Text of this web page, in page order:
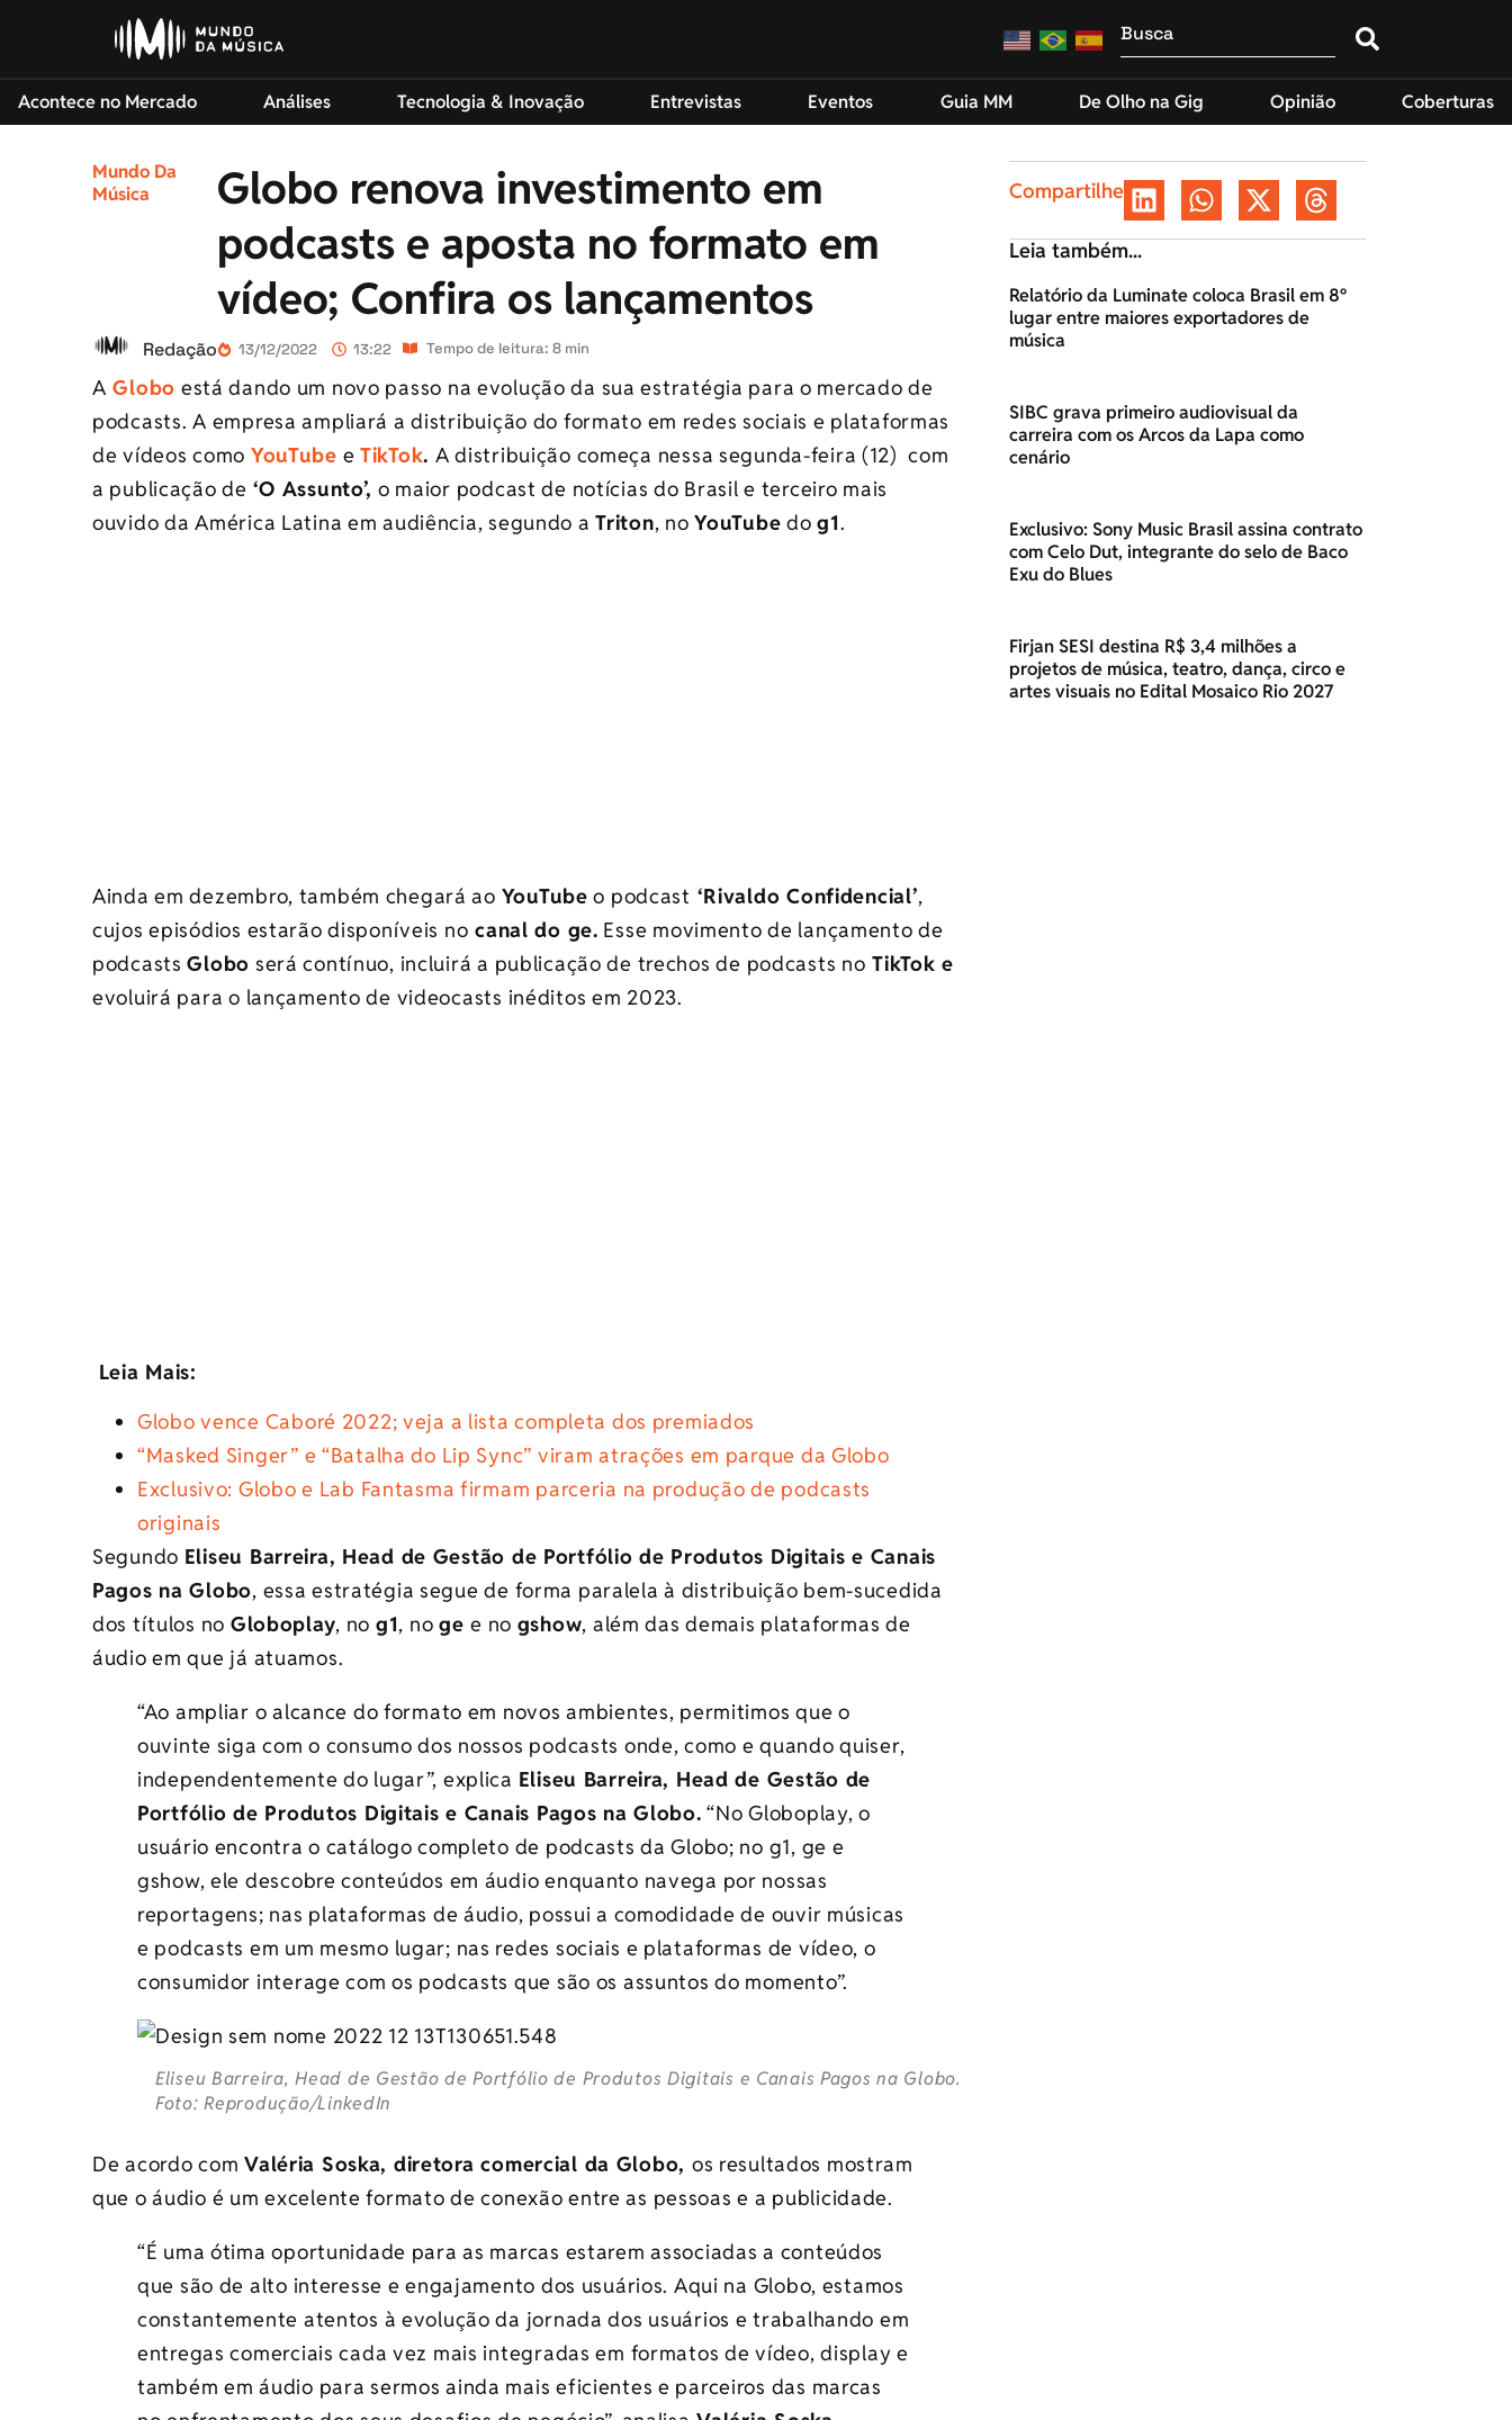
Acontece no Mercado Análises Tecnologia & Inovação Entrevistas Eventos Guia MM De Olho na Gig Opinião Coberturas
Mundo Da
Música
Globo renova investimento em
podcasts e aposta no formato em
vídeo; Confira os lançamentos
Redação 13/12/2022 13:22 Tempo de leitura: 8 min
A Globo está dando um novo passo na evolução da sua estratégia para o mercado de
podcasts. A empresa ampliará a distribuição do formato em redes sociais e plataformas
de vídeos como YouTube eTikTok. A distribuição começa nessa segunda-feira (12) com
a publicação de ‘O Assunto’, o maior podcast de notícias do Brasil e terceiro mais
ouvido da América Latina em audiência, segundo aTriton, noYouTube dog1.
Ainda em dezembro, também chegará ao YouTube o podcast ‘Rivaldo Confidencial’,
cujos episódios estarão disponíveis no canal do ge. Esse movimento de lançamento de
podcastsGlobo será contínuo, incluirá a publicação de trechos de podcasts no TikTok e
evoluirá para o lançamento de videocasts inéditos em 2023.
Leia Mais:
Globo vence Caboré 2022; veja a lista completa dos premiados
“Masked Singer” e “Batalha do Lip Sync” viram atrações em parque da Globo
Exclusivo: Globo e Lab Fantasma firmam parceria na produção de podcasts
originais
Segundo Eliseu Barreira, Head de Gestão de Portfólio de Produtos Digitais e Canais
Pagos na Globo, essa estratégia segue de forma paralela à distribuição bem-sucedida
dos títulos no Globoplay, no g1, no gee no gshow, além das demais plataformas de
áudio em que já atuamos.
“Ao ampliar o alcance do formato em novos ambientes, permitimos que o
ouvinte siga com o consumo dos nossos podcasts onde, como e quando quiser,
independentemente do lugar”, explica Eliseu Barreira, Head de Gestão de
Portfólio de Produtos Digitais e Canais Pagos na Globo. “No Globoplay, o
usuário encontra o catálogo completo de podcasts da Globo; no g1, ge e
gshow, ele descobre conteúdos em áudio enquanto navega por nossas
reportagens; nas plataformas de áudio, possui a comodidade de ouvir músicas
e podcasts em um mesmo lugar; nas redes sociais e plataformas de vídeo, o
consumidor interage com os podcasts que são os assuntos do momento”.
Eliseu Barreira, Head de Gestão de Portfólio de Produtos Digitais e Canais Pagos na Globo.
Foto: Reprodução/LinkedIn
De acordo comValéria Soska, diretora comercial da Globo, os resultados mostram
que o áudio é um excelente formato de conexão entre as pessoas e a publicidade.
“É uma ótima oportunidade para as marcas estarem associadas a conteúdos
que são de alto interesse e engajamento dos usuários. Aqui na Globo, estamos
constantemente atentos à evolução da jornada dos usuários e trabalhando em
entregas comerciais cada vez mais integradas em formatos de vídeo, display e
também em áudio para sermos ainda mais eficientes e parceiros das marcas
Compartilhe
Leia também...
Relatório da Luminate coloca Brasil em 8º
lugar entre maiores exportadores de
música
SIBC grava primeiro audiovisual da
carreira com os Arcos da Lapa como
cenário
Exclusivo: Sony Music Brasil assina contrato
com Celo Dut, integrante do selo de Baco
Exu do Blues
Firjan SESI destina R$ 3,4 milhões a
projetos de música, teatro, dança, circo e
artes visuais no Edital Mosaico Rio 2027